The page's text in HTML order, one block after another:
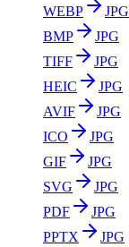
WEBP
JPG
BMP
JPG
TIFF
JPG
HEIC
JPG
AVIF
JPG
ICO
JPG
GIF
JPG
SVG
JPG
PDF
JPG
PPTX
JPG